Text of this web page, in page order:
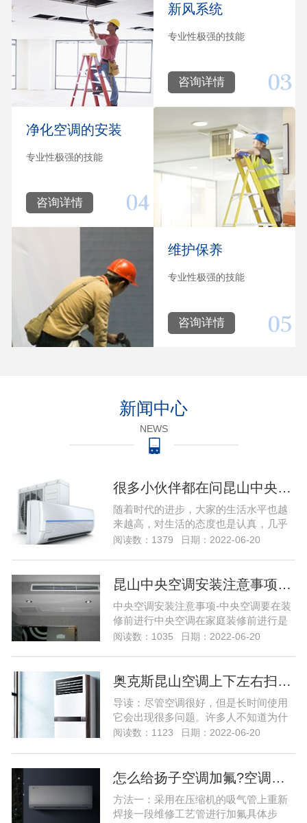
新风系统
专业性极强的技能
咨询详情
净化空调的安装
专业性极强的技能
咨询详情
维护保养
专业性极强的技能
咨询详情
新闻中心
NEWS
很多小伙伴都在问昆山中央空调系统出现问题该怎么维修，那么今天就给大家带来昆山中央空调的维修的教程，下 家用昆山中央空调系统出现故障该怎么维修…
随着时代的进步，大家的生活水平也越
来越高，对生活的态度也是认真，几乎
每个小伙伴家里都有空调，但是有些小
大制冷更快，但是很多小伙伴都在问中
今天就给大家带来中央空调的维修的教
程，下家用中央空调系统出现故...
阅读数：1379 日期：2022-06-20
昆山中央空调安装注意事项…
中央空调安装注意事项-中央空调要在装
修前进行中央空调在家庭装修前进行是
一个必须关注首要条件。家用中央空调
相结合，否则会对后期装修造成影响。
户第一要清楚的，但也并不是说，装修
之后就不能安装...
阅读数：1035 日期：2022-06-20
奥克斯昆山空调上下左右扫风不动怎么弄…
导读：尽管空调很好，但是长时间使用
它会出现很多问题。许多人不知道为什
么空调仍在左右上下扫动。然后，奥克
看一下！ 空调不左右上下扫动的原因之
电和...尽管空调很好，但是长时间使用
它会出现很多...
阅读数：1123 日期：2022-06-20
怎么给扬子空调加氟?空调加氟方法介绍…
方法一：采用在压缩机的吸气管上重新
焊接一段维修工艺管进行加氟具体步